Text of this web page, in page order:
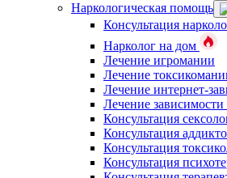
Наркологическая помощь
Консультация
Нарколог на дом
Лечение игромании
Лечение
Лечение интернет-
Лечение зависимости
Консультация
Консультация
Консультация
Консультация